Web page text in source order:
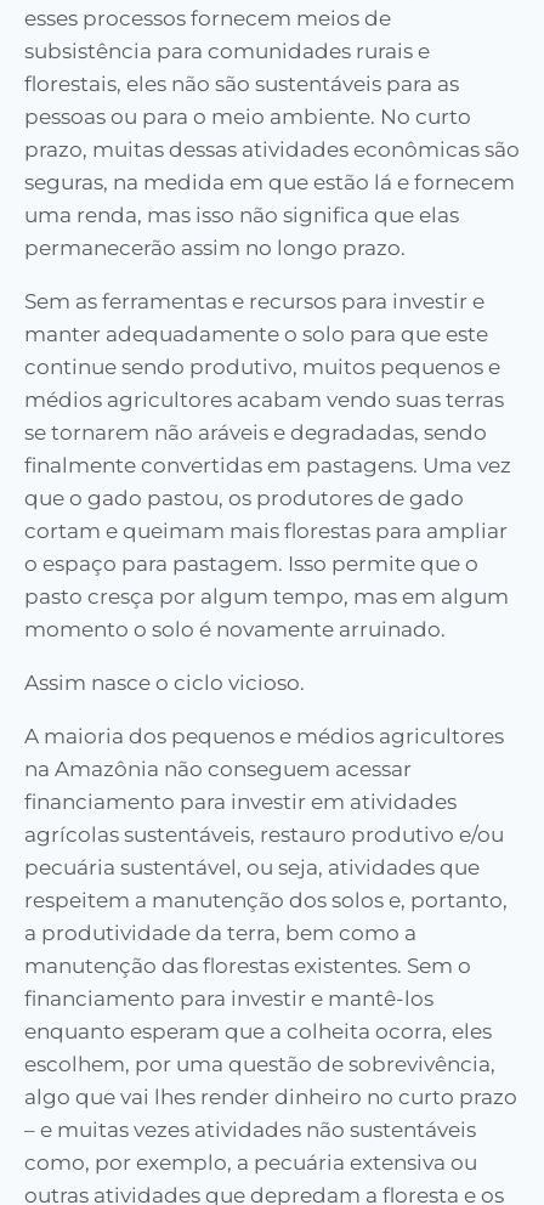
esses processos fornecem meios de
subsistência para comunidades rurais e
florestais, eles não são sustentáveis para as
pessoas ou para o meio ambiente. No curto
prazo, muitas dessas atividades econômicas são
seguras, na medida em que estão lá e fornecem
uma renda, mas isso não significa que elas
permanecerão assim no longo prazo.
Sem as ferramentas e recursos para investir e
manter adequadamente o solo para que este
continue sendo produtivo, muitos pequenos e
médios agricultores acabam vendo suas terras
se tornarem não aráveis e degradadas, sendo
finalmente convertidas em pastagens. Uma vez
que o gado pastou, os produtores de gado
cortam e queimam mais florestas para ampliar
o espaço para pastagem. Isso permite que o
pasto cresça por algum tempo, mas em algum
momento o solo é novamente arruinado.
Assim nasce o ciclo vicioso.
A maioria dos pequenos e médios agricultores
na Amazônia não conseguem acessar
financiamento para investir em atividades
agrícolas sustentáveis, restauro produtivo e/ou
pecuária sustentável, ou seja, atividades que
respeitem a manutenção dos solos e, portanto,
a produtividade da terra, bem como a
manutenção das florestas existentes. Sem o
financiamento para investir e mantê-los
enquanto esperam que a colheita ocorra, eles
escolhem, por uma questão de sobrevivência,
algo que vai lhes render dinheiro no curto prazo
– e muitas vezes atividades não sustentáveis
como, por exemplo, a pecuária extensiva ou
outras atividades que depredam a floresta e os